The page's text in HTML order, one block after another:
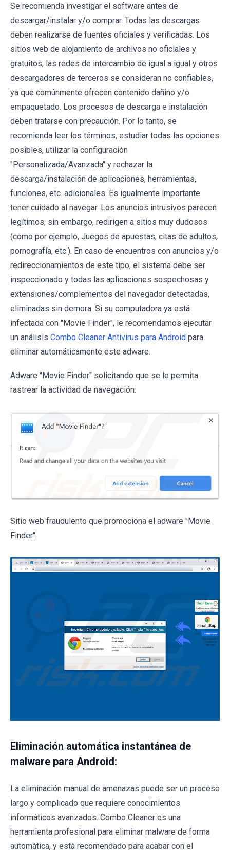
Se recomienda investigar el software antes de
descargar/instalar y/o comprar. Todas las descargas
deben realizarse de fuentes oficiales y verificadas. Los
sitios web de alojamiento de archivos no oficiales y
gratuitos, las redes de intercambio de igual a igual y otros
descargadores de terceros se consideran no confiables,
ya que comúnmente ofrecen contenido dañino y/o
empaquetado. Los procesos de descarga e instalación
deben tratarse con precaución. Por lo tanto, se
recomienda leer los términos, estudiar todas las opciones
posibles, utilizar la configuración
"Personalizada/Avanzada" y rechazar la
descarga/instalación de aplicaciones, herramientas,
funciones, etc. adicionales. Es igualmente importante
tener cuidado al navegar. Los anuncios intrusivos parecen
legítimos, sin embargo, redirigen a sitios muy dudosos
(como por ejemplo, Juegos de apuestas, citas de adultos,
pornografía, etc.). En caso de encuentros con anuncios y/o
redireccionamientos de este tipo, el sistema debe ser
inspeccionado y todas las aplicaciones sospechosas y
extensiones/complementos del navegador detectadas,
eliminadas sin demora. Si su computadora ya está
infectada con "Movie Finder", le recomendamos ejecutar
un análisis Combo Cleaner Antivirus para Android para
eliminar automáticamente este adware.
Adware "Movie Finder" solicitando que se le permita
rastrear la actividad de navegación:
Sitio web fraudulento que promociona el adware "Movie
Finder":
Eliminación automática instantánea de
malware para Android:
La eliminación manual de amenazas puede ser un proceso
largo y complicado que requiere conocimientos
informáticos avanzados. Combo Cleaner es una
herramienta profesional para eliminar malware de forma
automática, y está recomendado para acabar con el